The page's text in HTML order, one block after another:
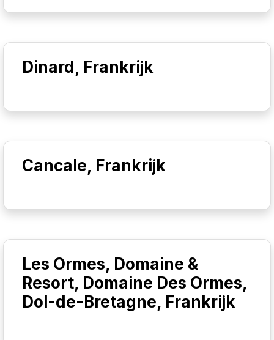
Dinard, Frankrijk
Cancale, Frankrijk
Les Ormes, Domaine &
Resort, Domaine Des Ormes,
Dol-de-Bretagne, Frankrijk